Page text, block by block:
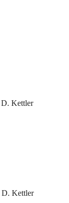
D. Kettler
D. Kettler